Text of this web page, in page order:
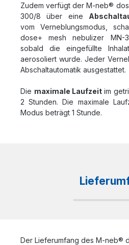
Zudem verfügt der M-neb®
300/8 über eine
vom Verneblungsmodus,
dose+ mesh nebulizer MN-
sobald die eingefüllte
aerosoliert wurde. Jeder
Abschaltautomatik ausgestattet.
Die maximale Laufzeitim
2 Stunden. Die maximale
Modus beträgt 1 Stunde.
Der Lieferumfang des M-neb®